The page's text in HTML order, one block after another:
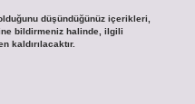
düşündüğünüz içerikleri,
bildirmeniz halinde, ilgili
kaldırılacaktır.